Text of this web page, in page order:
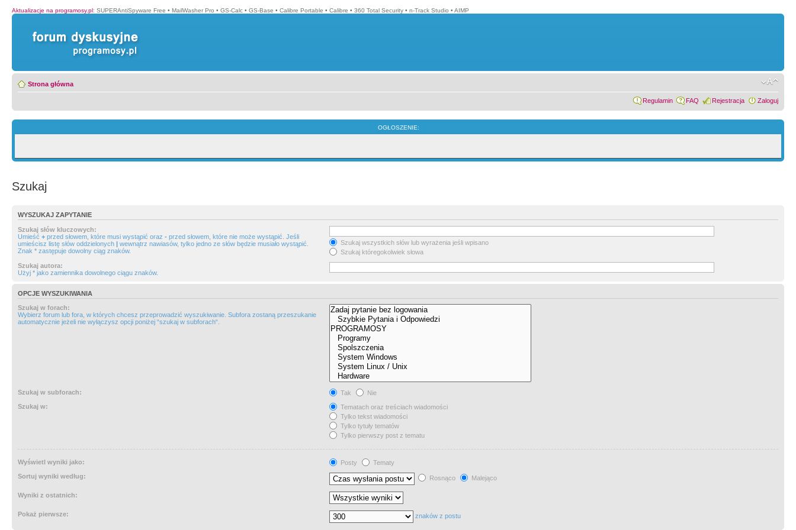
Aktualizacje na programosy.pl: SUPERAntiSpyware Free • MailWasher Pro • GS-Calc • GS-Base • Calibre Portable • Calibre • 360 Total Security • n-Track Studio • AIMP
Strona główna
Regulamin FAQ Rejestracja Zaloguj
OGŁOSZENIE:
Szukaj
WYSZUKAJ ZAPYTANIE
Szukaj słów kluczowych:
Umieść + przed słowem, które musi wystąpić oraz - przed słowem, które nie może wystąpić. Jeśli
umieścisz listę słów oddzielonych | wewnątrz nawiasów, tylko jedno ze słów będzie musiało wystąpić.
Znak * zastępuje dowolny ciąg znaków.
Szukaj wszystkich słów lub wyrażenia jeśli wpisano
Szukaj któregokolwiek słowa
Szukaj autora:
Użyj * jako zamiennika dowolnego ciągu znaków.
OPCJE WYSZUKIWANIA
Szukaj w forach:
Wybierz forum lub fora, w których chcesz przeprowadzić wyszukiwanie. Subfora zostaną przeszukanie
automatycznie jeżeli nie wyłączysz opcji poniżej “szukaj w subforach“.
Szukaj w subforach: Tak
Nie
Szukaj w:
Tematach oraz treściach wiadomości
Tylko tekst wiadomości
Tylko tytuły tematów
Tylko pierwszy post z tematu
Wyświetl wyniki jako: Posty
Tematy
Sortuj wyniki według:
Rosnąco Malejąco
Wyniki z ostatnich:
Pokaż pierwsze: znaków z postu